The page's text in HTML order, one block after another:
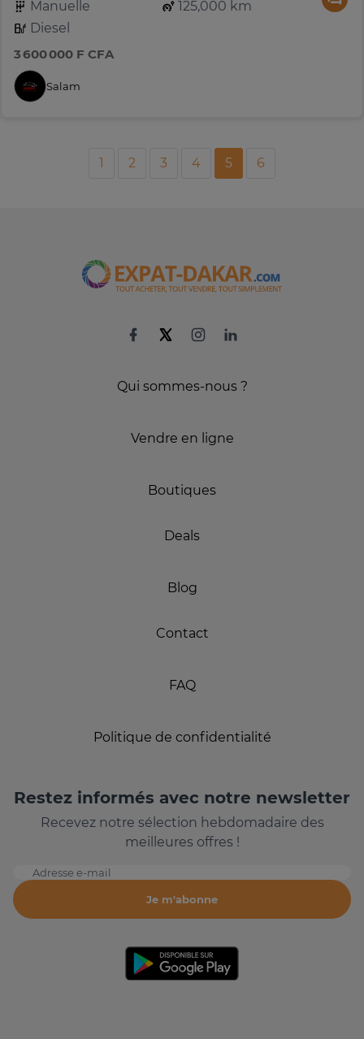
Manuelle
125,000 km
Diesel
3 600 000 F CFA
Salam
1 2 3 4 5 6
Qui sommes-nous ?
Vendre en ligne
Boutiques
Deals
Blog
Contact
FAQ
Politique de confidentialité
Restez informés avec notre newsletter
Recevez notre sélection hebdomadaire des
meilleures offres !
Adresse e-mail
Je m'abonne